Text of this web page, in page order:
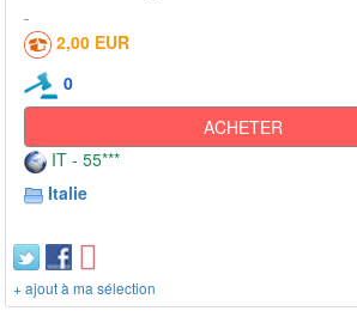
2,00 EUR
0
ACHETER
IT - 55***
Italie
+ ajout à ma sélection